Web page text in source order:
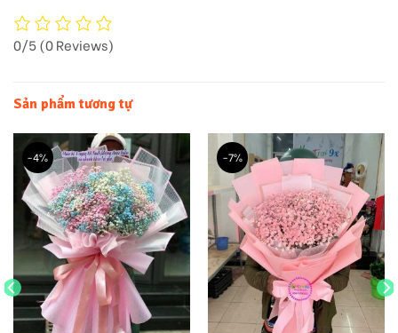
0/5(0 Reviews)
Sản phẩm tương tự
-4% -7%